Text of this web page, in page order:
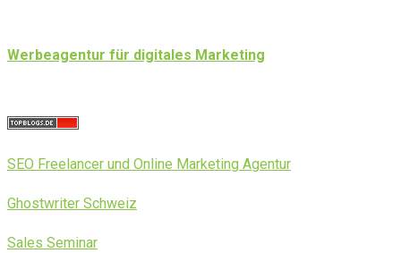
Werbeagentur für digitales Marketing
SEO Freelancer und Online Marketing Agentur
Ghostwriter Schweiz
Sales Seminar